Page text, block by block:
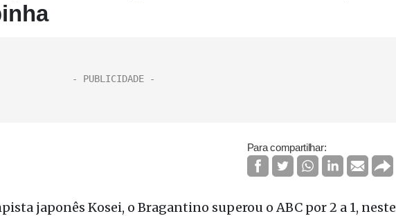
Para compartilhar:
japonês Kosei, o Bragantino superou o ABC por 2 a 1, neste